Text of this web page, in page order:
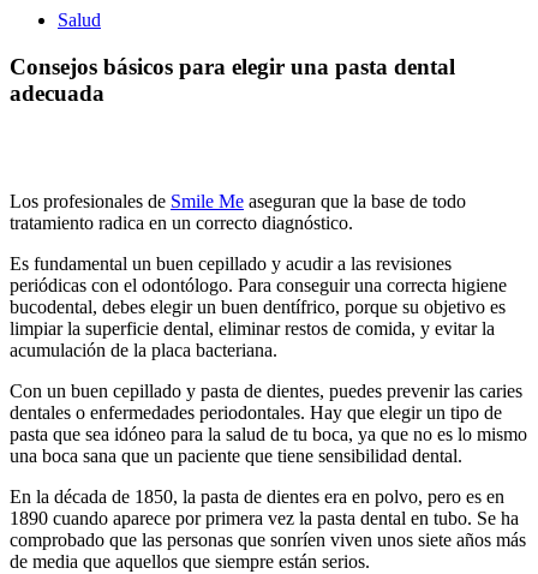
Salud
Consejos básicos para elegir una pasta dental
adecuada
Los profesionales de Smile Me aseguran que la base de todo
tratamiento radica en un correcto diagnóstico.
Es fundamental un buen cepillado y acudir a las revisiones
periódicas con el odontólogo. Para conseguir una correcta higiene
bucodental, debes elegir un buen dentífrico, porque su objetivo es
limpiar la superficie dental, eliminar restos de comida, y evitar la
acumulación de la placa bacteriana.
Con un buen cepillado y pasta de dientes, puedes prevenir las caries
dentales o enfermedades periodontales. Hay que elegir un tipo de
pasta que sea idóneo para la salud de tu boca, ya que no es lo mismo
una boca sana que un paciente que tiene sensibilidad dental.
En la década de 1850, la pasta de dientes era en polvo, pero es en
1890 cuando aparece por primera vez la pasta dental en tubo. Se ha
comprobado que las personas que sonríen viven unos siete años más
de media que aquellos que siempre están serios.